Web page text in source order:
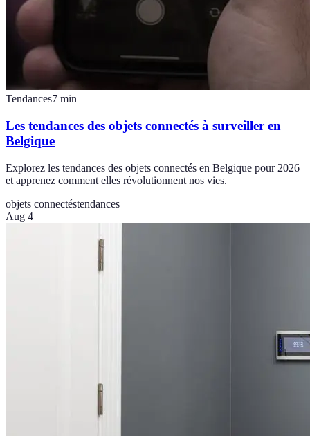
Tendances7 min
Les tendances des objets connectés à surveiller en
Belgique
Explorez les tendances des objets connectés en Belgique pour 2026
et apprenez comment elles révolutionnent nos vies.
objets connectéstendances
Aug 4